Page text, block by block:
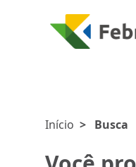
Início > Busca